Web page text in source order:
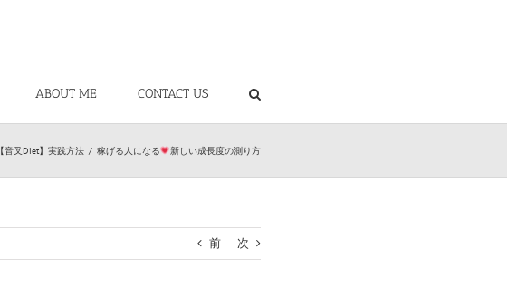
ABOUT ME CONTACT US
【音叉Diet】実践方法 / 稼げる人になる 新しい成長度の測り方
前 次